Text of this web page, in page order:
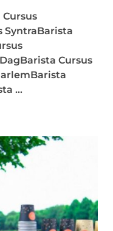
SyntraBarista
Cursus
...